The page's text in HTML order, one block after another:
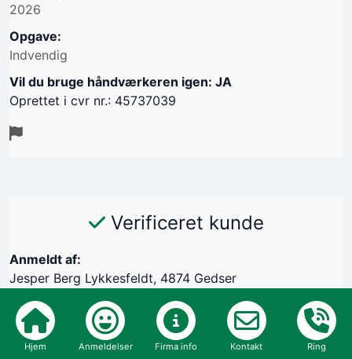
2026
Opgave:
Indvendig
Vil du bruge håndværkeren igen: JA
Oprettet i cvr nr.: 45737039
Verificeret kunde
Anmeldt af:
Jesper Berg Lykkesfeldt, 4874 Gedser
30/04-2026
Kommunikation
Hjem Anmeldelser Firma info Kontakt Ring